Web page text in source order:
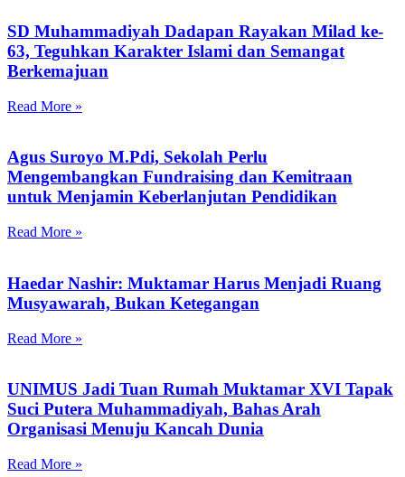
SD Muhammadiyah Dadapan Rayakan Milad ke-
63, Teguhkan Karakter Islami dan Semangat
Berkemajuan
Read More »
Agus Suroyo M.Pdi, Sekolah Perlu
Mengembangkan Fundraising dan Kemitraan
untuk Menjamin Keberlanjutan Pendidikan
Read More »
Haedar Nashir: Muktamar Harus Menjadi Ruang
Musyawarah, Bukan Ketegangan
Read More »
UNIMUS Jadi Tuan Rumah Muktamar XVI Tapak
Suci Putera Muhammadiyah, Bahas Arah
Organisasi Menuju Kancah Dunia
Read More »